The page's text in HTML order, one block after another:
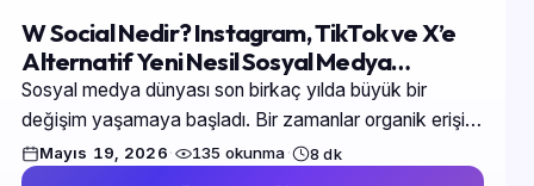
W Social Nedir? Instagram, TikTok ve X’e
Alternatif Yeni Nesil Sosyal Medya
Platformu
Sosyal medya dünyası son birkaç yılda büyük bir
değişim yaşamaya başladı. Bir zamanlar organik erişim
ve gerçek kullanıcı etkileşimi üzerine kurulu olan…
Mayıs 19, 2026· 135 okunma· 8 dk